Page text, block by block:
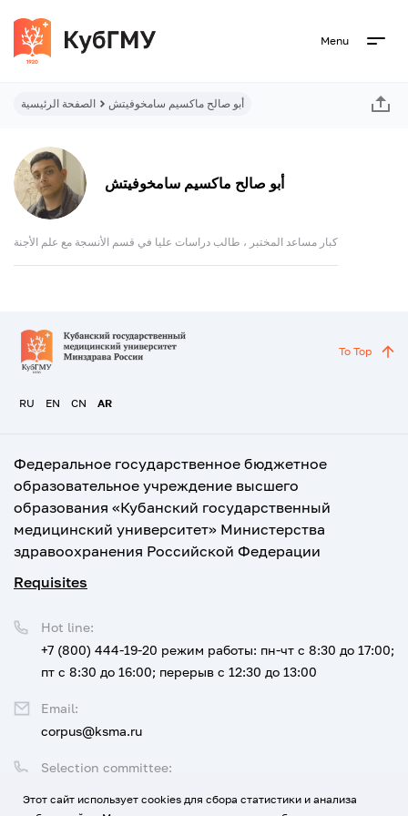
Menu
الصفحة الرئيسية أبو صالح ماكسيم سامخوفيتش
أبو صالح ماكسيم سامخوفيتش
كبار مساعد المختبر ، طالب دراسات عليا في قسم الأنسجة مع علم الأجنة
RU EN CN AR
To Top
Федеральное государственное бюджетное
образовательное учреждение высшего
образования «Кубанский государственный
медицинский университет» Министерства
здравоохранения Российской Федерации
Requisites
Selection committee:
Hot line:
+7 (800) 444-19-20 режим работы: пн-чт с 8:30 до 17:00;
пт с 8:30 до 16:00; перерыв с 12:30 до 13:00
Email:
corpus@ksma.ru
Этот сайт использует cookies для сбора статистики и анализа